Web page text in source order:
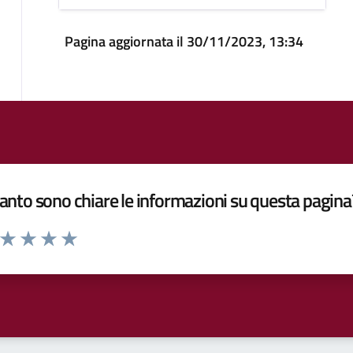
Pagina aggiornata il 30/11/2023, 13:34
sono chiare le informazioni su questa
da 1 a 5 stelle la pagina